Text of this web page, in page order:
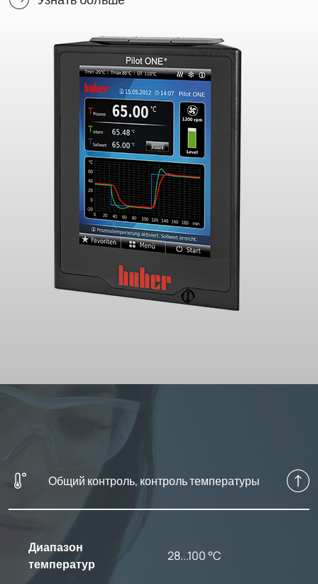
Общий контроль, контроль температуры
Диапазон
температур
28...100 °C